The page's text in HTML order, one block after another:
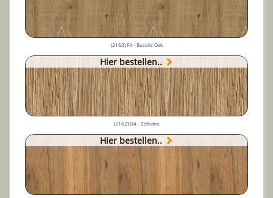
(2163) F4 - Bucolic Oak
Hier bestellen..
(2162) D4 - Zebrano
Hier bestellen..